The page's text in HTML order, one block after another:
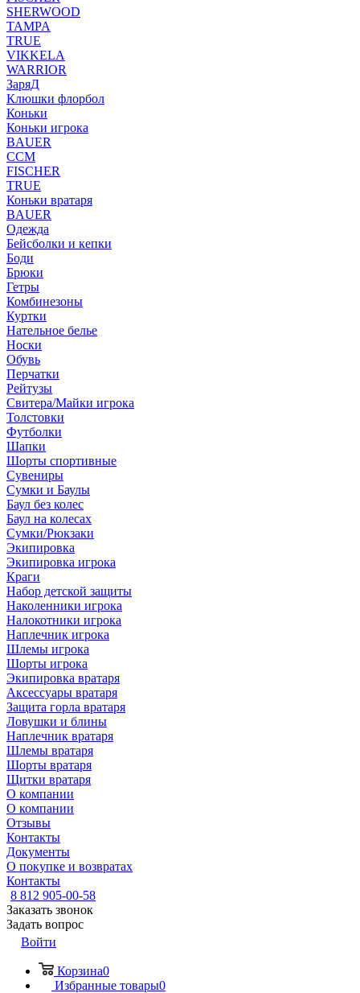
SHERWOOD
TAMPA
TRUE
VIKKELA
WARRIOR
ЗаряД
Клюшки флорбол
Коньки
Коньки игрока
BAUER
CCM
FISCHER
TRUE
Коньки вратаря
BAUER
Одежда
Бейсболки и кепки
Боди
Брюки
Гетры
Комбинезоны
Куртки
Нательное белье
Носки
Обувь
Перчатки
Рейтузы
Свитера/Майки игрока
Толстовки
Футболки
Шапки
Шорты спортивные
Сувениры
Сумки и Баулы
Баул без колес
Баул на колесах
Сумки/Рюкзаки
Экипировка
Экипировка игрока
Краги
Набор детской защиты
Наколенники игрока
Налокотники игрока
Наплечник игрока
Шлемы игрока
Шорты игрока
Экипировка вратаря
Аксессуары вратаря
Защита горла вратаря
Ловушки и блины
Наплечник вратаря
Шлемы вратаря
Шорты вратаря
Щитки вратаря
О компании
О компании
Отзывы
Контакты
Документы
О покупке и возвратах
Контакты
8 812 905-00-58
Заказать звонок
Задать вопрос
Войти
Корзина0
Избранные товары0